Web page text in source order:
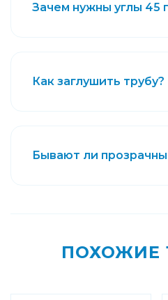
Зачем нужны углы 45
Как заглушить трубу?
Бывают ли
ПОХОЖИЕ